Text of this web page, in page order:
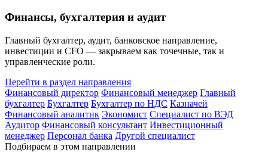
Финансы, бухгалтерия и аудит
Главный бухгалтер, аудит, банковское направление,
инвестиции и CFO — закрываем как точечные, так и
управленческие роли.
Перейти в раздел направления
Финансовый директор Финансовый менеджер Главный
бухгалтер Бухгалтер Бухгалтер по НДС Казначей
Финансовый аналитик Экономист Специалист по ВЭД
Аудитор Финансовый консультант Инвестиционный
менеджер Персонал банка Другой специалист
Подбираем в этом направлении